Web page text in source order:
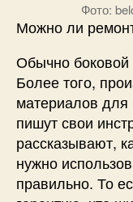
Фото:
Можно ли
Обычно боковой
Более того,
материалов
пишут свои
рассказывают,
нужно
правильно. То